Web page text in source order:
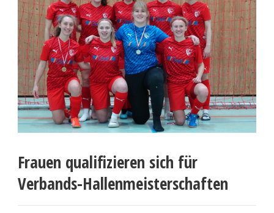
Frauen qualifizieren sich für
Verbands-Hallenmeisterschaften